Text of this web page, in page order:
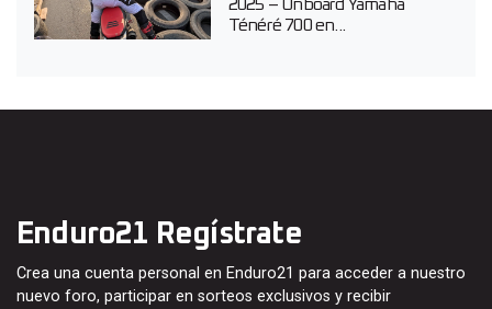
2025 – Onboard Yamaha
Ténéré 700 en...
Enduro21 Regístrate
Crea una cuenta personal en Enduro21 para acceder a nuestro
nuevo foro, participar en sorteos exclusivos y recibir